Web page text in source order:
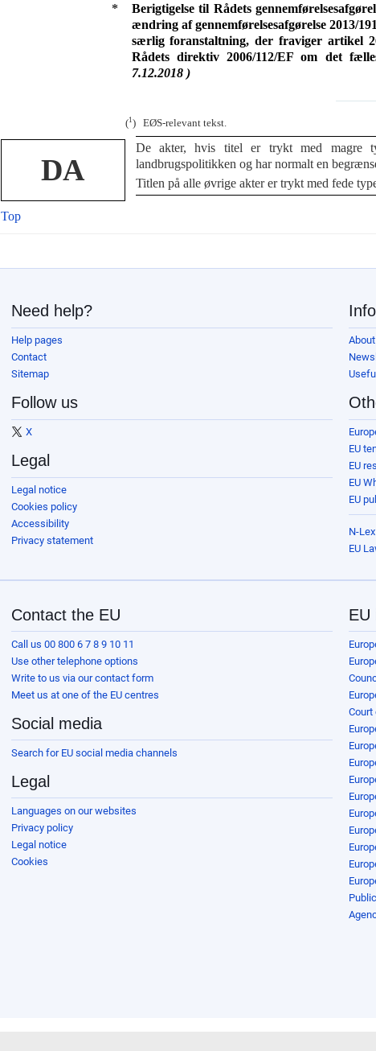
*
Berigtigelse til Rådets
ændring af gennemførelsesafgørelse 2013/
særlig foranstaltning, der fraviger artikel
Rådets direktiv 2006/112/EF om det
7.12.2018 )
(1 ) EØS-relevant tekst.
DA
De akter, hvis titel er trykt med magre
landbrugspolitikken og har normalt en
Titlen på alle øvrige akter er trykt med fede
Top
Need help?
Help pages
Contact
Sitemap
Follow us
X
Legal
Legal notice
Cookies policy
Accessibility
Privacy statement
About
EU
EU
EU
EU
N-Lex
EU
Contact the EU
Call us 00 800 6 7 8 9 10 11
Use other telephone options
Write to us via our contact form
Meet us at one of the EU centres
Social media
Search for EU social media channels
Legal
Languages on our websites
Privacy policy
Legal notice
Cookies
EU
Court